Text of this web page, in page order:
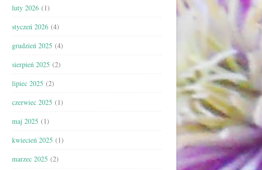
luty 2026 (1)
styczeń 2026 (4)
grudzień 2025 (4)
sierpień 2025 (2)
lipiec 2025 (2)
czerwiec 2025 (1)
maj 2025 (1)
kwiecień 2025 (1)
marzec 2025 (2)